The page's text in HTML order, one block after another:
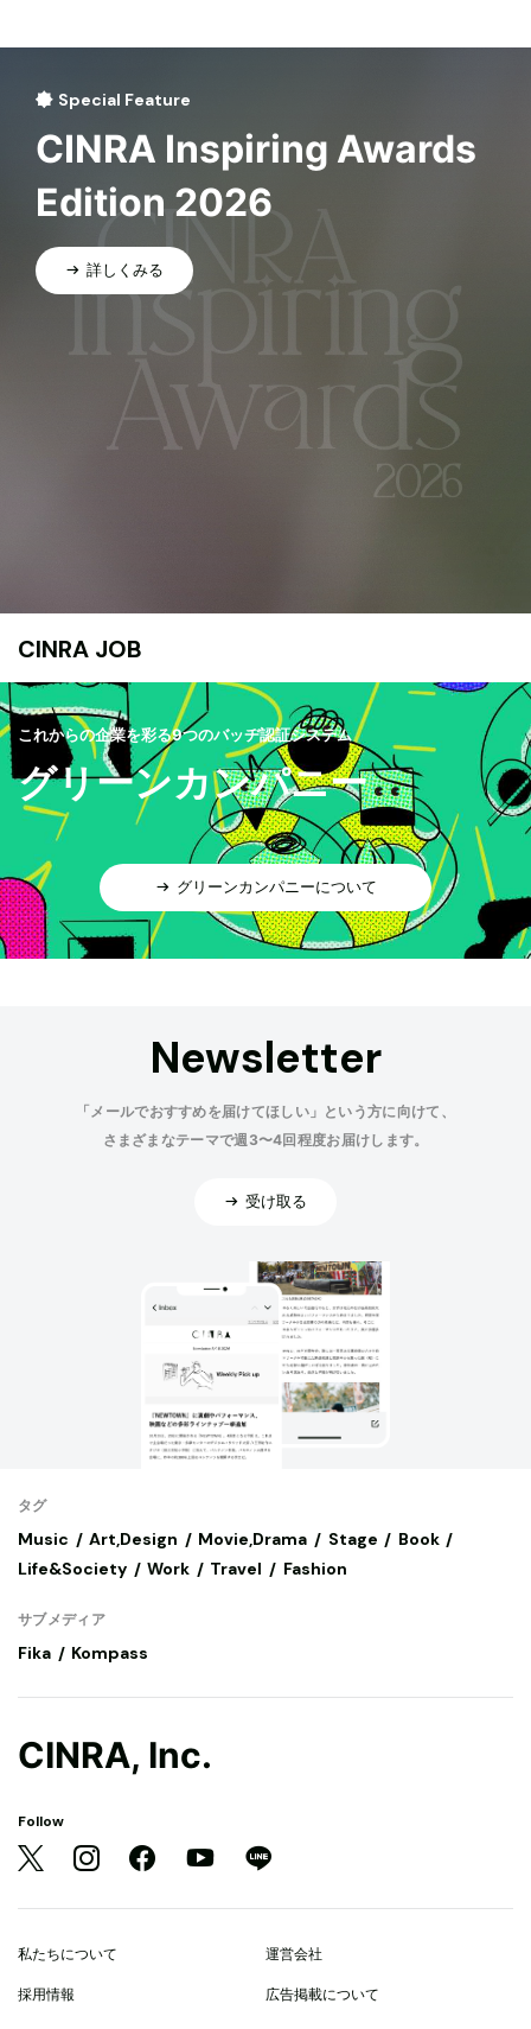
Special Feature
CINRA Inspiring Awards
Edition 2026
詳しくみる
CINRA JOB
これからの企業を彩る9つのバッヂ認証システム
グリーンカンパニー
グリーンカンパニーについて
Newsletter
「メールでおすすめを届けてほしい」という方に向けて、
さまざまなテーマで週3〜4回程度お届けします。
受け取る
タグ
Music Art,Design Movie,Drama Stage
Book
Life&Society
Work Travel Fashion
サブメディア
Fika Kompass
CINRA, Inc.
Follow
私たちについて 運営会社
採用情報 広告掲載について